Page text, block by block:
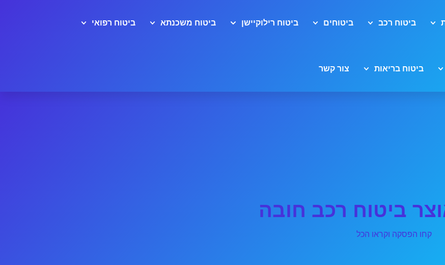
ביטוח רכב ביטוחים ביטוח רילוקיישן ביטוח משכנתא ביטוח רפואי
ביטוח בריאות צור קשר
ביטוח רכב חובה
קחו הפסקה וקראו הכל